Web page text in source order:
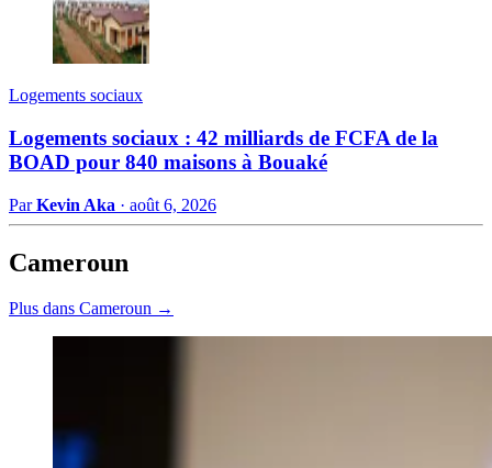
Logements sociaux
Logements sociaux : 42 milliards de FCFA de la
BOAD pour 840 maisons à Bouaké
ParKevin Aka · août 6, 2026
Cameroun
Plus dans Cameroun →